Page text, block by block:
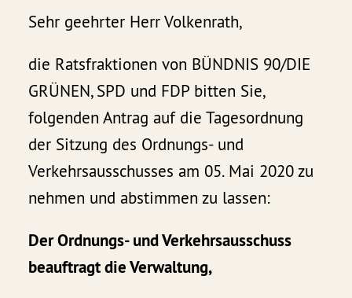
Sehr geehrter Herr Volkenrath,
die Ratsfraktionen von BÜNDNIS 90/DIE
GRÜNEN, SPD und FDP bitten Sie,
folgenden Antrag auf die Tagesordnung
der Sitzung des Ordnungs- und
Verkehrsausschusses am 05. Mai 2020 zu
nehmen und abstimmen zu lassen:
Der Ordnungs- und Verkehrsausschuss
beauftragt die Verwaltung,